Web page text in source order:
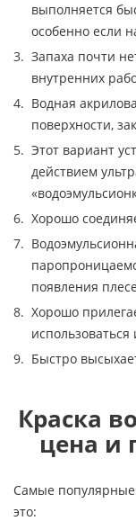
выполняется
особенно если
Запаха почти
внутренних
Водная
поверхности,
Этот вариант
действием
Хорошо
появления
Хорошо
использоваться
Быстро
Краска
цена и
Самые
это: